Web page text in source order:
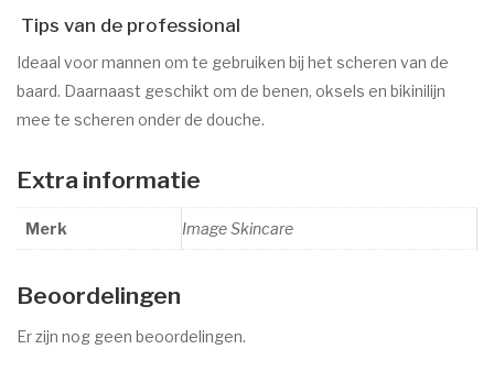
Tips van de professional
Ideaal voor mannen om te gebruiken bij het scheren van de
baard. Daarnaast geschikt om de benen, oksels en bikinilijn
mee te scheren onder de douche.
Extra informatie
Merk Image Skincare
Beoordelingen
Er zijn nog geen beoordelingen.